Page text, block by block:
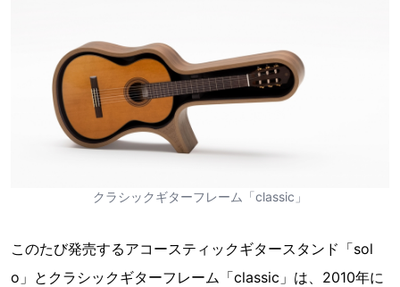
クラシックギターフレーム「classic」
このたび発売するアコースティックギタースタンド「sol
o」とクラシックギターフレーム「classic」は、2010年に